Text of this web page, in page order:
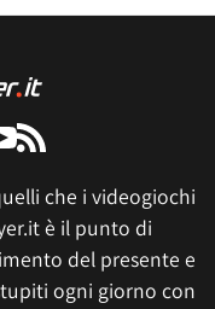
che i videogiochi
è il punto di
del presente e
ogni giorno con